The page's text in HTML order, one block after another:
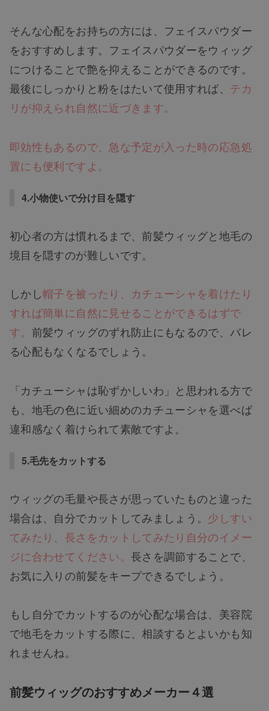
そんな心配をお持ちの方には、フェイスパウダー
をおすすめします。フェイスパウダーをウィッグ
につけることで艶を抑えることができるのです。
最後にしっかりと粉をはたいて使用すれば、 テカ
リが抑えられ自然に近づきます。
即効性もあるので、急な予定が入った時の応急処
置にも便利ですよ。
4.小物使いで分け目を隠す
初心者の方は慣れるまで、前髪ウィッグと地毛の
境目を隠すのが難しいです。
しかし帽子を被ったり、カチューシャを着けたり
すれば簡単に自然に見せることができるはずで
す。 前髪ウィッグのずれ防止にもなるので、バレ
る心配もなくなるでしょう。
「カチューシャは恥ずかしいわ」と思われる方で
も、地毛の色に近い細めのカチューシャを選べば
違和感なく着けられて素敵ですよ。
5.毛先をカットする
ウィッグの毛量や長さが思っていたものと違った
場合は、自分でカットしてみましょう。 少しすい
てみたり、長さをカットしてみたり自分のイメー
ジに合わせてください。 長さを調節することで、
お気に入りの前髪をキープできるでしょう。
もし自分でカットするのが心配な場合は、美容院
で地毛をカットする際に、相談するとよいかも知
れませんね。
前髪ウィッグのおすすめメーカー４選